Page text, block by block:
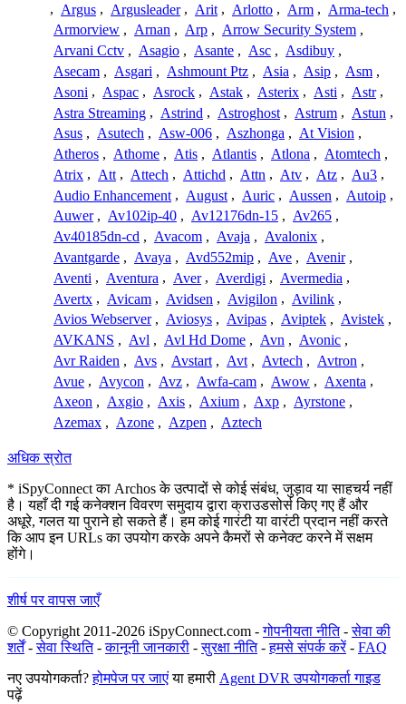
, Argus , Argusleader , Arit , Arlotto , Arm , Arma-tech ,
Armorview , Arnan , Arp , Arrow Security System ,
Arvani Cctv , Asagio , Asante , Asc , Asdibuy ,
Asecam , Asgari , Ashmount Ptz , Asia , Asip , Asm ,
Asoni , Aspac , Asrock , Astak , Asterix , Asti , Astr ,
Astra Streaming , Astrind , Astroghost , Astrum , Astun ,
Asus , Asutech , Asw-006 , Aszhonga , At Vision ,
Atheros , Athome , Atis , Atlantis , Atlona , Atomtech ,
Atrix , Att , Attech , Attichd , Attn , Atv , Atz , Au3 ,
Audio Enhancement , August , Auric , Aussen , Autoip ,
Auwer , Av102ip-40 , Av12176dn-15 , Av265 ,
Av40185dn-cd , Avacom , Avaja , Avalonix ,
Avantgarde , Avaya , Avd552mip , Ave , Avenir ,
Aventi , Aventura , Aver , Averdigi , Avermedia ,
Avertx , Avicam , Avidsen , Avigilon , Avilink ,
Avios Webserver , Aviosys , Avipas , Aviptek , Avistek ,
AVKANS , Avl , Avl Hd Dome , Avn , Avonic ,
Avr Raiden , Avs , Avstart , Avt , Avtech , Avtron ,
Avue , Avycon , Avz , Awfa-cam , Awow , Axenta ,
Axeon , Axgio , Axis , Axium , Axp , Ayrstone ,
Azemax , Azone , Azpen , Aztech
अधिक स्रोत
* iSpyConnect का Archos के उत्पादों से कोई संबंध, जुड़ाव या साहचर्य नहीं
है। यहाँ दी गई कनेक्शन विवरण समुदाय द्वारा क्राउडसोर्स किए गए हैं और
अधूरे, गलत या पुराने हो सकते हैं। हम कोई गारंटी या वारंटी प्रदान नहीं करते
कि आप इन URLs का उपयोग करके अपने कैमरों से कनेक्ट करने में सक्षम
होंगे।
शीर्ष पर वापस जाएँ
© Copyright 2011-2026 iSpyConnect.com -गोपनीयता नीति-सेवा की
शर्तें-सेवा स्थिति-कानूनी जानकारी -सुरक्षा नीति-हमसे संपर्क करें- FAQ
नए उपयोगकर्ता?होमपेज पर जाएंया हमारी Agent DVR उपयोगकर्ता गाइड
पढ़ें